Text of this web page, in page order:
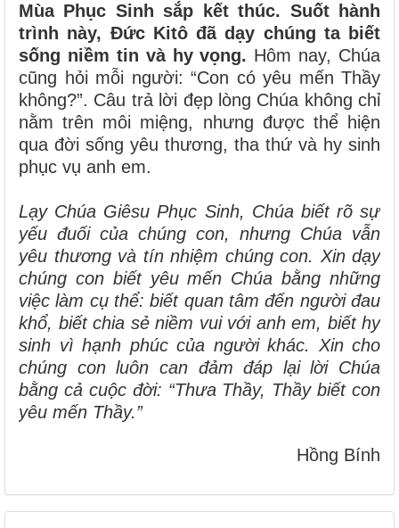
Mùa Phục Sinh sắp kết thúc. Suốt hành
trình này, Đức Kitô đã dạy chúng ta biết
sống niềm tin và hy vọng. Hôm nay, Chúa
cũng hỏi mỗi người: “Con có yêu mến Thầy
không?”. Câu trả lời đẹp lòng Chúa không chỉ
nằm trên môi miệng, nhưng được thể hiện
qua đời sống yêu thương, tha thứ và hy sinh
phục vụ anh em.
Lạy Chúa Giêsu Phục Sinh, Chúa biết rõ sự
yếu đuối của chúng con, nhưng Chúa vẫn
yêu thương và tín nhiệm chúng con. Xin dạy
chúng con biết yêu mến Chúa bằng những
việc làm cụ thể: biết quan tâm đến người đau
khổ, biết chia sẻ niềm vui với anh em, biết hy
sinh vì hạnh phúc của người khác. Xin cho
chúng con luôn can đảm đáp lại lời Chúa
bằng cả cuộc đời: “Thưa Thầy, Thầy biết con
yêu mến Thầy.”
Hồng Bính